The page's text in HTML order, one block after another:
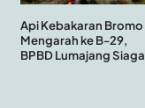
Api Kebakaran Bromo
Mengarah ke B-29,
BPBD Lumajang Siaga